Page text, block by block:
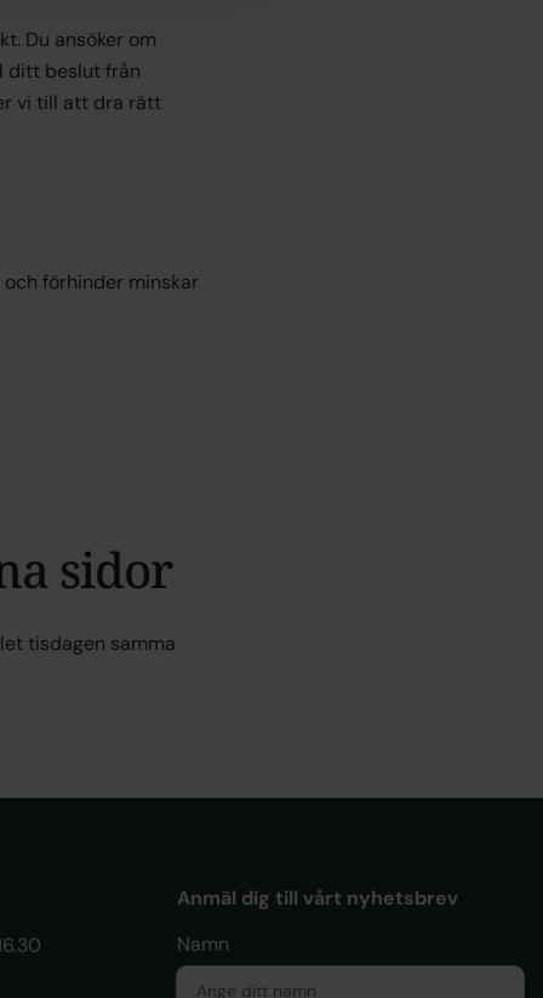
Du ansöker om
ditt beslut från
vi till att dra rätt
förhinder minskar
sidor
tisdagen samma
Anmäl dig till vårt nyhetsbrev
Namn